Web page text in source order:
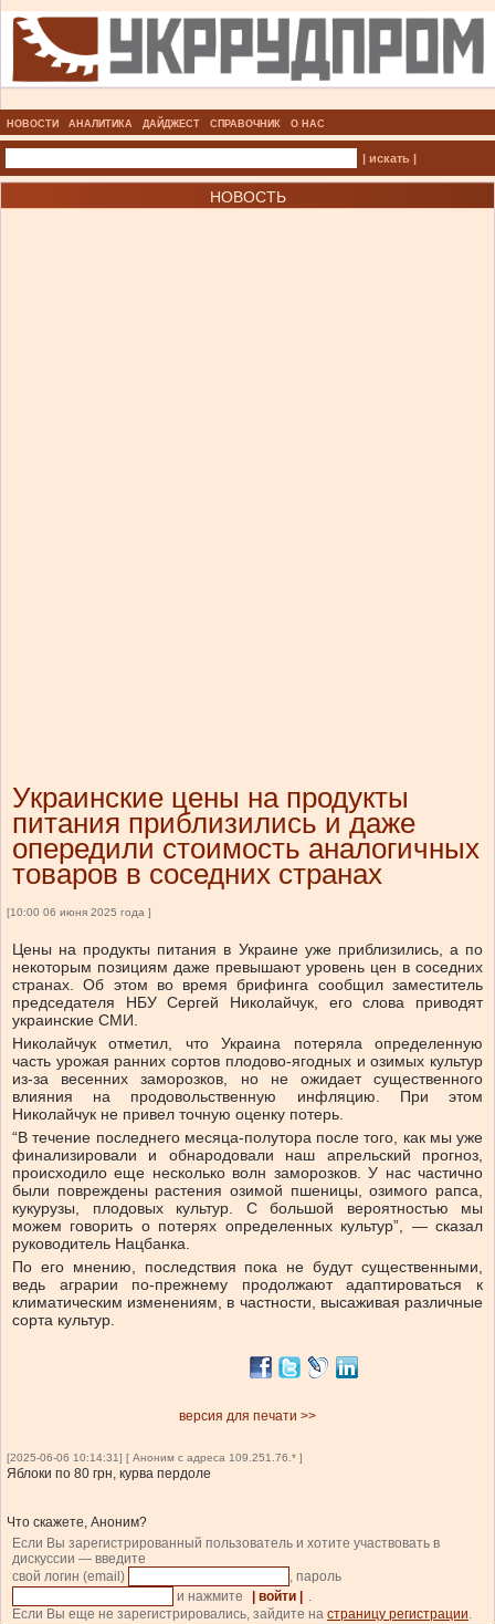
НОВОСТИ АНАЛИТИКА ДАЙДЖЕСТ СПРАВОЧНИК О НАС
| искать |
НОВОСТЬ
Украинские цены на продукты
питания приблизились и даже
опередили стоимость аналогичных
товаров в соседних странах
[10:00 06 июня 2025 года ]
Цены на продукты питания в Украине уже приблизились, а по
некоторым позициям даже превышают уровень цен в соседних
странах. Об этом во время брифинга сообщил заместитель
председателя НБУ Сергей Николайчук, его слова приводят
украинские СМИ.
Николайчук отметил, что Украина потеряла определенную
часть урожая ранних сортов плодово-ягодных и озимых культур
из-за весенних заморозков, но не ожидает существенного
влияния на продовольственную инфляцию. При этом
Николайчук не привел точную оценку потерь.
“В течение последнего месяца-полутора после того, как мы уже
финализировали и обнародовали наш апрельский прогноз,
происходило еще несколько волн заморозков. У нас частично
были повреждены растения озимой пшеницы, озимого рапса,
кукурузы, плодовых культур. С большой вероятностью мы
можем говорить о потерях определенных культур”, — сказал
руководитель Нацбанка.
По его мнению, последствия пока не будут существенными,
ведь аграрии по-прежнему продолжают адаптироваться к
климатическим изменениям, в частности, высаживая различные
сорта культур.
версия для печати >>
[2025-06-06 10:14:31] [ Аноним с адреса 109.251.76.* ]
Яблоки по 80 грн, курва пердоле
Что скажете, Аноним?
Если Вы зарегистрированный пользователь и хотите участвовать в
дискуссии — введите
свой логин (email)
, пароль
и нажмите
| войти |
.
Если Вы еще не зарегистрировались, зайдите на страницу регистрации.